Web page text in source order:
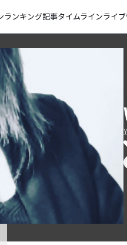
ランキング記事タイムラインライ